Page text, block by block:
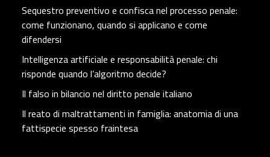
Sequestro preventivo e confisca nel processo penale:
come funzionano, quando si applicano e come
difendersi
Intelligenza artificiale e responsabilità penale: chi
risponde quando l’algoritmo decide?
Il falso in bilancio nel diritto penale italiano
Il reato di maltrattamenti in famiglia: anatomia di una
fattispecie spesso fraintesa